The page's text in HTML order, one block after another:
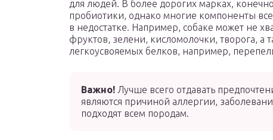
для людей. В более дорогих марках,
пробиотики, однако многие компоненты
в недостатке. Например, собаке может не
фруктов, зелени, кисломолочки, творога, а
легкоусвояемых белков, например,
Важно! Лучше всего отдавать
являются причиной аллергии,
подходят всем породам.